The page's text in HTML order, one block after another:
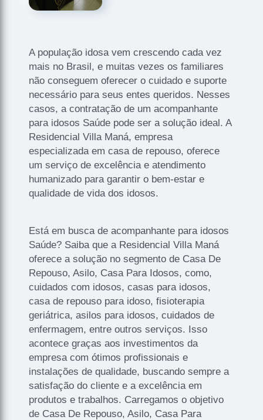
A população idosa vem crescendo cada vez
mais no Brasil, e muitas vezes os familiares
não conseguem oferecer o cuidado e suporte
necessário para seus entes queridos. Nesses
casos, a contratação de um acompanhante
para idosos Saúde pode ser a solução ideal. A
Residencial Villa Maná, empresa
especializada em casa de repouso, oferece
um serviço de excelência e atendimento
humanizado para garantir o bem-estar e
qualidade de vida dos idosos.
Está em busca de acompanhante para idosos
Saúde? Saiba que a Residencial Villa Maná
oferece a solução no segmento de Casa De
Repouso, Asilo, Casa Para Idosos, como,
cuidados com idosos, casas para idosos,
casa de repouso para idoso, fisioterapia
geriátrica, asilos para idosos, cuidados de
enfermagem, entre outros serviços. Isso
acontece graças aos investimentos da
empresa com ótimos profissionais e
instalações de qualidade, buscando sempre a
satisfação do cliente e a excelência em
produtos e trabalhos. Carregamos o objetivo
de Casa De Repouso, Asilo, Casa Para